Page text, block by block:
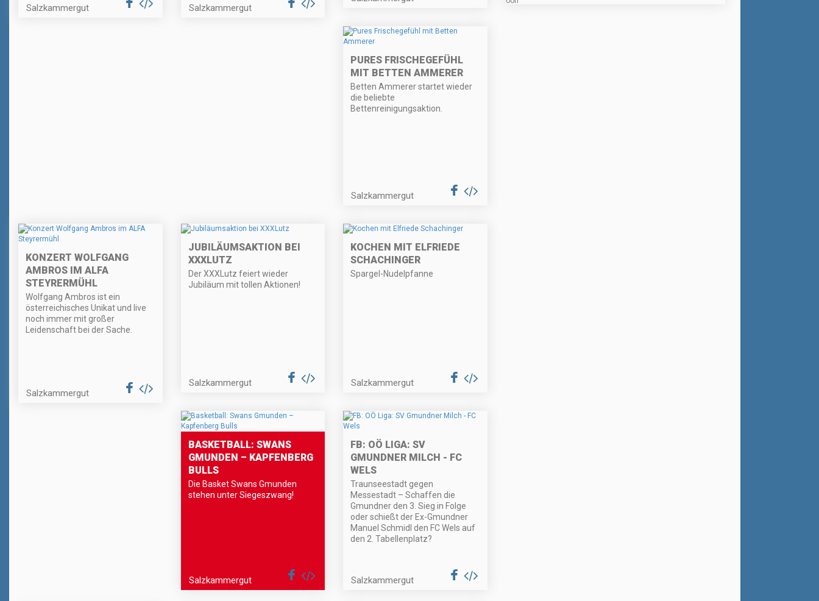
Salzkammergut Salzkammergut
PURES FRISCHEGEFÜHL
MIT BETTEN AMMERER
Betten Ammerer startet wieder
die beliebte
Bettenreinigungsaktion.
Salzkammergut
KONZERT WOLFGANG
AMBROS IM ALFA
STEYRERMÜHL
Wolfgang Ambros ist ein
österreichisches Unikat und live
noch immer mit großer
Leidenschaft bei der Sache.
Salzkammergut
JUBILÄUMSAKTION BEI
XXXLUTZ
Der XXXLutz feiert wieder
Jubiläum mit tollen Aktionen!
Salzkammergut
KOCHEN MIT ELFRIEDE
SCHACHINGER
Spargel-Nudelpfanne
Salzkammergut
BASKETBALL: SWANS
GMUNDEN – KAPFENBERG
BULLS
Die Basket Swans Gmunden
stehen unter Siegeszwang!
Salzkammergut
FB: OÖ LIGA: SV
GMUNDNER MILCH - FC
WELS
Traunseestadt gegen
Messestadt – Schaffen die
Gmundner den 3. Sieg in Folge
oder schießt der Ex-Gmundner
Manuel Schmidl den FC Wels auf
den 2. Tabellenplatz?
Salzkammergut